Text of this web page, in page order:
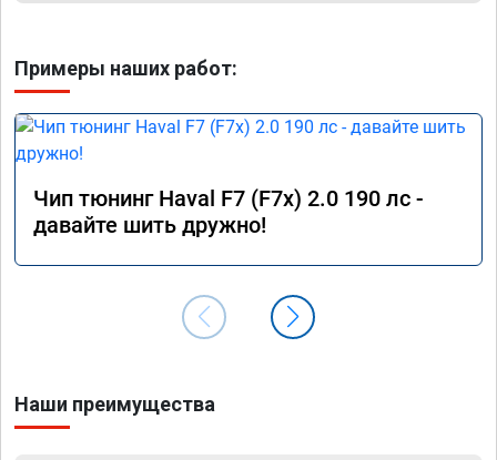
Примеры наших работ:
Чип тюнинг Haval F7 (F7x) 2.0 190 лс -
давайте шить дружно!
Наши преимущества